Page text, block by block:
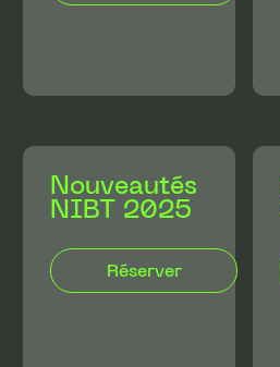
Nouveautés
NIBT 2025